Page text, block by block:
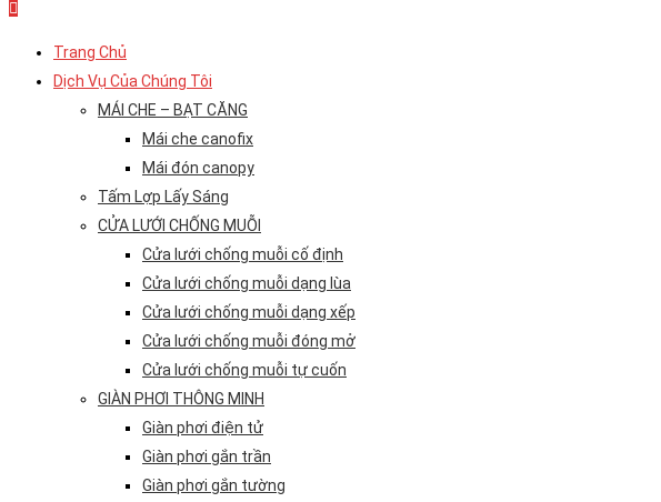
Trang Chủ
Dịch Vụ Của Chúng Tôi
MÁI CHE – BẠT CĂNG
Mái che canofix
Mái đón canopy
Tấm Lợp Lấy Sáng
CỬA LƯỚI CHỐNG MUỖI
Cửa lưới chống muỗi cố định
Cửa lưới chống muỗi dạng lùa
Cửa lưới chống muỗi dạng xếp
Cửa lưới chống muỗi đóng mở
Cửa lưới chống muỗi tự cuốn
GIÀN PHƠI THÔNG MINH
Giàn phơi điện tử
Giàn phơi gắn trần
Giàn phơi gắn tường